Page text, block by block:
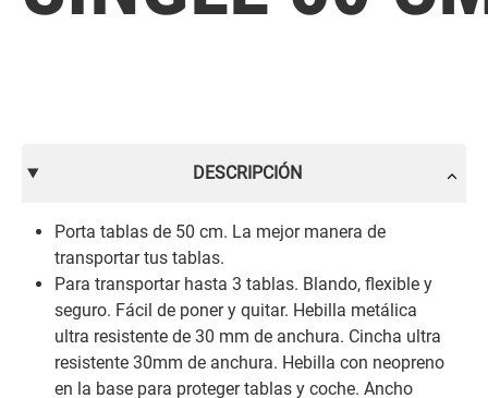
DESCRIPCIÓN
Porta tablas de 50 cm. La mejor manera de
transportar tus tablas.
Para transportar hasta 3 tablas. Blando, flexible y
seguro. Fácil de poner y quitar. Hebilla metálica
ultra resistente de 30 mm de anchura. Cincha ultra
resistente 30mm de anchura. Hebilla con neopreno
en la base para proteger tablas y coche. Ancho